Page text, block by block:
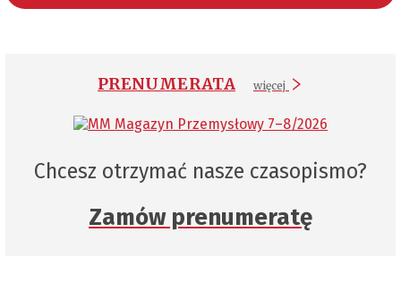
PRENUMERATA więcej
Chcesz otrzymać nasze czasopismo?
Zamów prenumeratę